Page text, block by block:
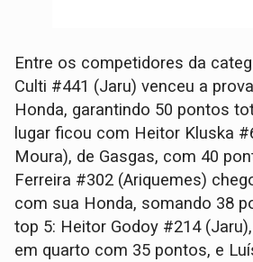
Entre os competidores da
Culti #441 (Jaru) venceu a
Honda, garantindo 50 pontos
lugar ficou com Heitor Kluska
Moura), de Gasgas, com 40
Ferreira #302 (Ariquemes)
com sua Honda, somando 38
top 5: Heitor Godoy #214
em quarto com 35 pontos, e